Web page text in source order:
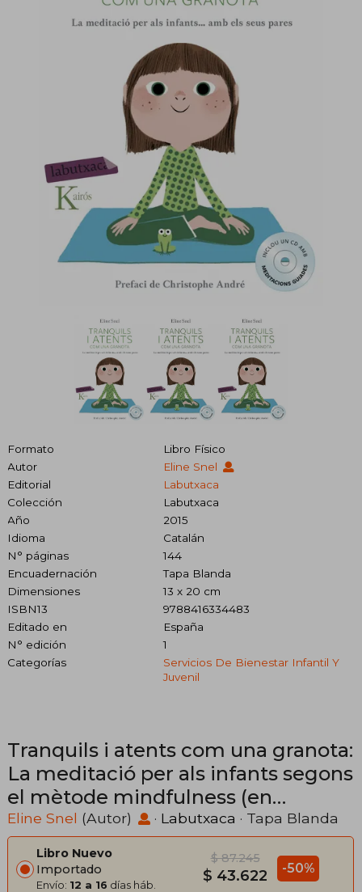
Formato
Libro Físico
Autor
Eline Snel
Editorial
Labutxaca
Colección
Labutxaca
Año
2015
Idioma
Catalán
N° páginas
144
Encuadernación
Tapa Blanda
Dimensiones
13 x 20 cm
ISBN13
9788416334483
Editado en
España
N° edición
1
Categorías
Servicios De Bienestar Infantil Y
Juvenil
Tranquils i atents com una granota:
La meditació per als infants segons
el mètode mindfulness (en
Catalán)
Eline Snel (Autor) · Labutxaca · Tapa Blanda
Libro Nuevo
Importado
Envío: 12 a 16 días háb.
$ 87.245
$ 43.622 -50%